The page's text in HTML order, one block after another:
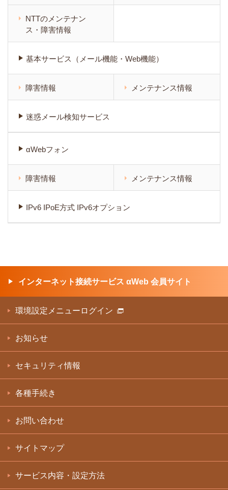
NTTのメンテナン
ス・障害情報
基本サービス（メール機能・Web機能）
障害情報 メンテナンス情報
迷惑メール検知サービス
αWebフォン
障害情報 メンテナンス情報
IPv6 IPoE方式 IPv6オプション
インターネット接続サービス αWeb 会員サイト
環境設定メニューログイン
お知らせ
セキュリティ情報
各種手続き
お問い合わせ
サイトマップ
サービス内容・設定方法